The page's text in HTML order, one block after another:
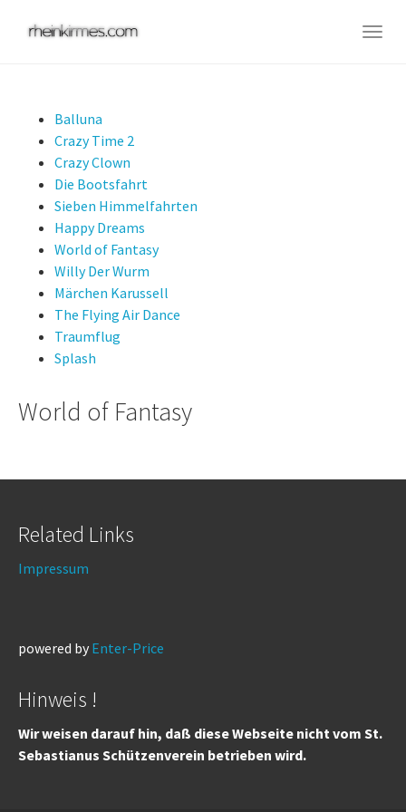
Balluna
Crazy Time 2
Crazy Clown
Die Bootsfahrt
Sieben Himmelfahrten
Happy Dreams
World of Fantasy
Willy Der Wurm
Märchen Karussell
The Flying Air Dance
Traumflug
Splash
World of Fantasy
Related Links
Impressum
powered by Enter-Price
Hinweis !
Wir weisen darauf hin, daß diese Webseite nicht vom St.
Sebastianus Schützenverein betrieben wird.